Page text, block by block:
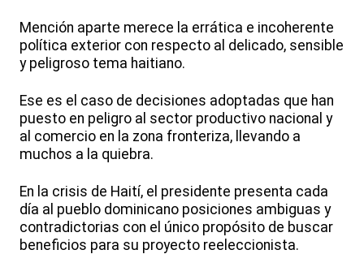
Mención aparte merece la errática e incoherente
política exterior con respecto al delicado, sensible
y peligroso tema haitiano.
Ese es el caso de decisiones adoptadas que han
puesto en peligro al sector productivo nacional y
al comercio en la zona fronteriza, llevando a
muchos a la quiebra.
En la crisis de Haití, el presidente presenta cada
día al pueblo dominicano posiciones ambiguas y
contradictorias con el único propósito de buscar
beneficios para su proyecto reeleccionista.